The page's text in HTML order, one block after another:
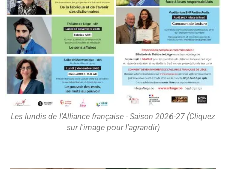
Les lundis de l'Alliance française - Saison 2026-27 (Cliquez
sur l'image pour l'agrandir)